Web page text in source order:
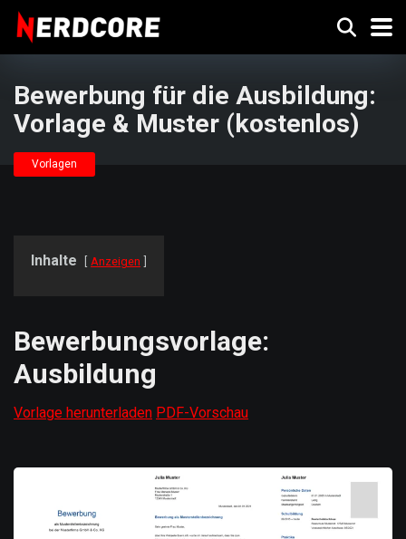
Bewerbung für die Ausbildung:
Vorlage & Muster (kostenlos)
Vorlagen
Inhalte Anzeigen
Bewerbungsvorlage:
Ausbildung
Vorlage herunterladen PDF-Vorschau